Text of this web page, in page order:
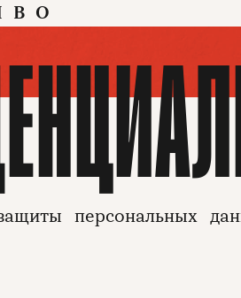
персональных